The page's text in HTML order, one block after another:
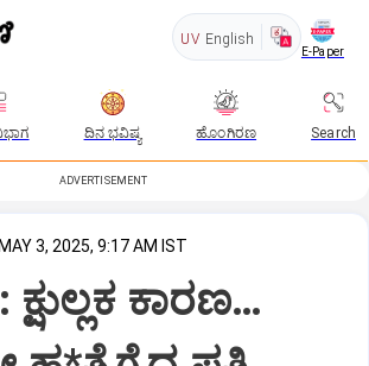
UV English
E-Paper
ದಿನ ಭವಿಷ್ಯ ಹೊಂಗಿರಣ Search
ADVERTISEMENT
MAY 3, 2025, 9:17 AM IST
ಕಾರಣ…